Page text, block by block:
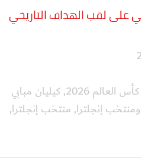
على لقب الهداف التاريخي
العالم 2026 ,كيليان مبابي
إنجلترا, منتخب إنجلترا,